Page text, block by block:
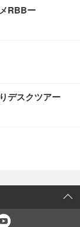
RBBー
デスクツアー